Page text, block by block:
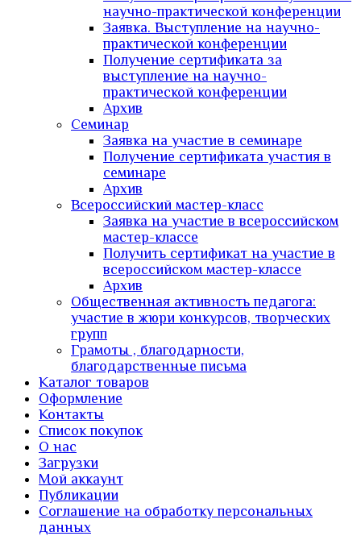
научно-практической конференции
Заявка. Выступление на научно-
практической конференции
Получение сертификата за
выступление на научно-
практической конференции
Архив
Семинар
Заявка на участие в семинаре
Получение сертификата участия в
семинаре
Архив
Всероссийский мастер-класс
Заявка на участие в всероссийском
мастер-классе
Получить сертификат на участие в
всероссийском мастер-классе
Архив
Общественная активность педагога:
участие в жюри конкурсов, творческих
групп
Грамоты , благодарности,
благодарственные письма
Каталог товаров
Оформление
Контакты
Список покупок
О нас
Загрузки
Мой аккаунт
Публикации
Соглашение на обработку персональных
данных